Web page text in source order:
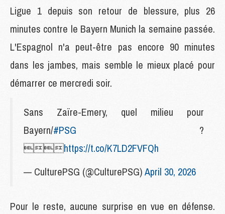
Ligue 1 depuis son retour de blessure, plus 26
minutes contre le Bayern Munich la semaine passée.
L'Espagnol n'a peut-être pas encore 90 minutes
dans les jambes, mais semble le mieux placé pour
démarrer ce mercredi soir.
Sans Zaïre-Emery, quel milieu pour
Bayern/#PSG ?
https://t.co/K7LD2FVFQh
— CulturePSG (@CulturePSG)April 30, 2026
Pour le reste, aucune surprise en vue en défense.